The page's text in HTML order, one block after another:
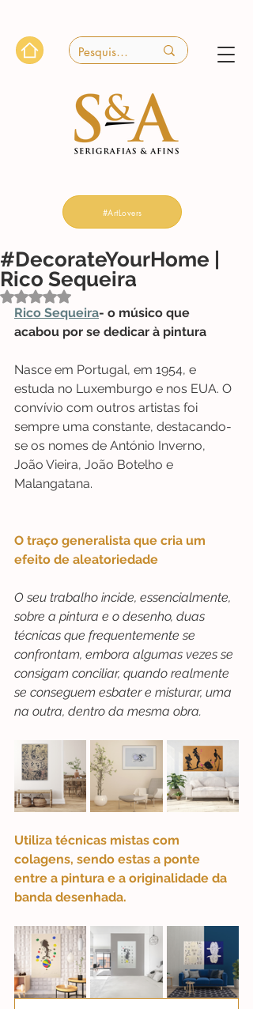
#ArtLovers
#DecorateYourHome |
Rico Sequeira
Avaliado com NaN de 5 estrelas.
Rico Sequeira- o músico que
acabou por se dedicar à pintura
Nasce em Portugal, em 1954, e
estuda no Luxemburgo e nos EUA. O
convívio com outros artistas foi
sempre uma constante, destacando-
se os nomes de António Inverno,
João Vieira, João Botelho e
Malangatana.
O traço generalista que cria um
efeito de aleatoriedade
O seu trabalho incide, essencialmente,
sobre a pintura e o desenho, duas
técnicas que frequentemente se
confrontam, embora algumas vezes se
consigam conciliar, quando realmente
se conseguem esbater e misturar, uma
na outra, dentro da mesma obra.
Utiliza técnicas mistas com
colagens, sendo estas a ponte
entre a pintura e a originalidade da
banda desenhada.